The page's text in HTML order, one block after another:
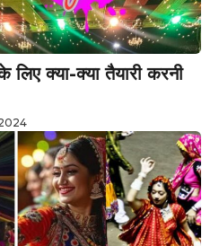
क्या-क्या तैयारी करनी